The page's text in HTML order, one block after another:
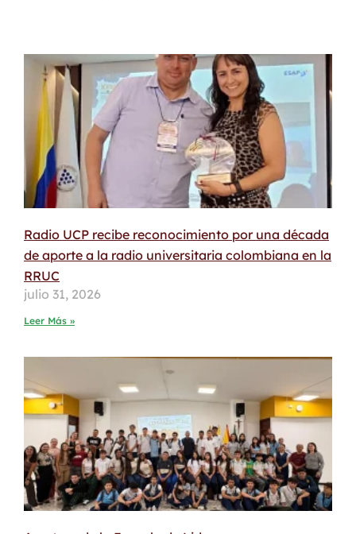
Radio UCP recibe reconocimiento por una década
de aporte a la radio universitaria colombiana en la
RRUC
julio 31, 2026
Leer Más »